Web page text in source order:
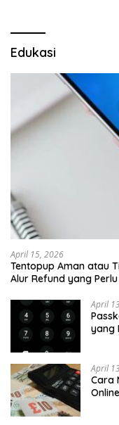
Edukasi
April 15, 2026
Tentopup Aman atau
Alur Refund yang
April
yang
April
Cara